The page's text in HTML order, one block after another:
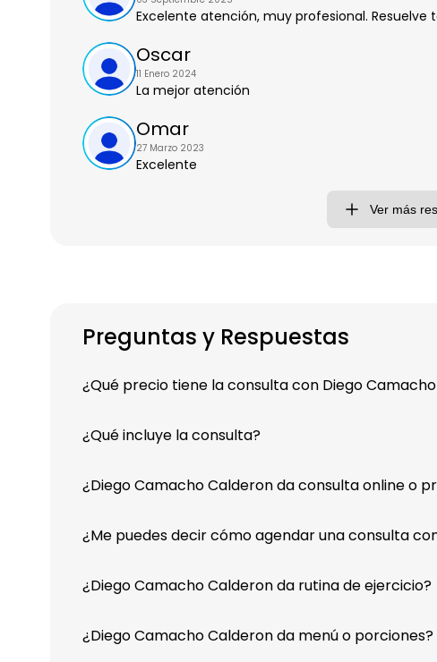
Preguntas y Respuestas
¿Qué precio tiene la consulta con Diego
¿Qué incluye la consulta?
¿Diego Camacho Calderon da consulta online o
¿Me puedes decir cómo agendar una consulta
¿Diego Camacho Calderon da rutina de ejercicio?
¿Diego Camacho Calderon da menú o porciones?
Excelente atención, muy profesional. Resuelve
Oscar
11 Enero 2024
La mejor atención
Omar
27 Marzo 2023
Excelente
Ver más